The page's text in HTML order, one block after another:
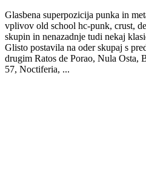
Glasbena superpozicija punka in
vplivov old school hc-punk, crust,
skupin in nenazadnje tudi nekaj
Glisto postavila na oder skupaj s
drugim Ratos de Porao, Nula Osta,
57, Noctiferia, ...